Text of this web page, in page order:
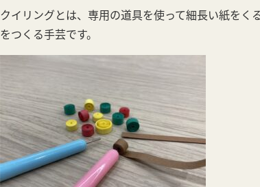
クイリングとは、専用の道具を使って細長い紙をく
をつくる手芸です。